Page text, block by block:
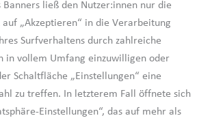
Banners ließ den Nutzer:innen nur die
„Akzeptieren“ in die Verarbeitung
Surfverhaltens durch zahlreiche
in vollem Umfang einzuwilligen oder
Schaltfläche „Einstellungen“ eine
zu treffen. In letzterem Fall öffnete sich
Einstellungen“, das auf mehr als